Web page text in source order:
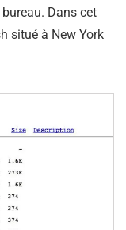
Dans cet
situé à New York